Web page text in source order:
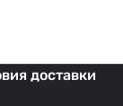
доставки